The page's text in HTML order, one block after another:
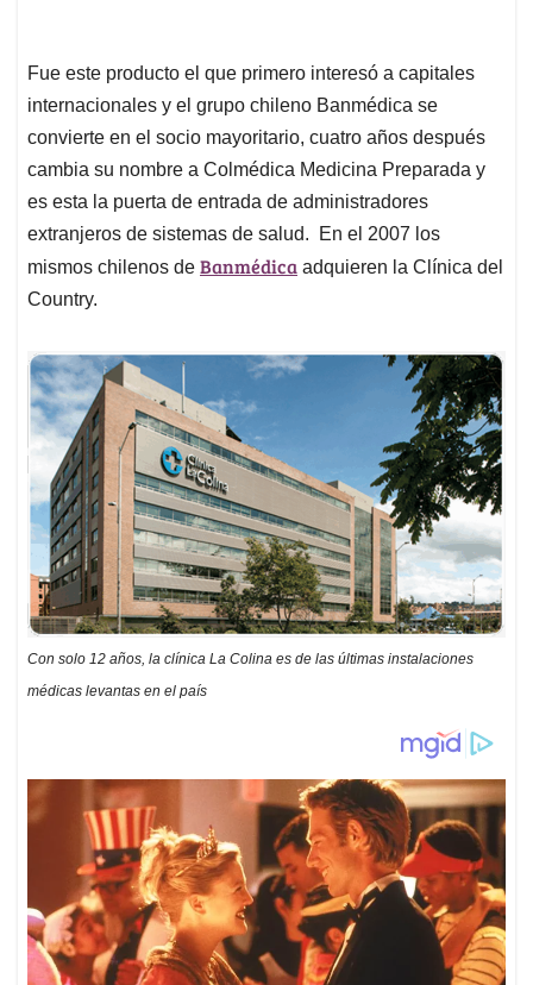
Fue este producto el que primero interesó a capitales
internacionales y el grupo chileno Banmédica se
convierte en el socio mayoritario, cuatro años después
cambia su nombre a Colmédica Medicina Preparada y
es esta la puerta de entrada de administradores
extranjeros de sistemas de salud. En el 2007 los
mismos chilenos de Banmédica adquieren la Clínica del
Country.
Con solo 12 años, la clínica La Colina es de las últimas instalaciones
médicas levantas en el país